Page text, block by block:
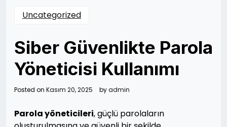
Uncategorized
Siber Güvenlikte Parola
Yöneticisi Kullanımı
Posted on Kasım 20, 2025 byadmin
Parola yöneticileri, güçlü parolaların